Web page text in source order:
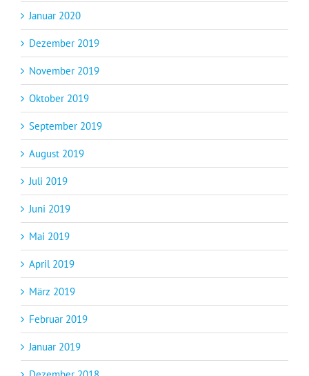
Januar 2020
Dezember 2019
November 2019
Oktober 2019
September 2019
August 2019
Juli 2019
Juni 2019
Mai 2019
April 2019
März 2019
Februar 2019
Januar 2019